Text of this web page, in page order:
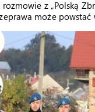
z „Polską
może